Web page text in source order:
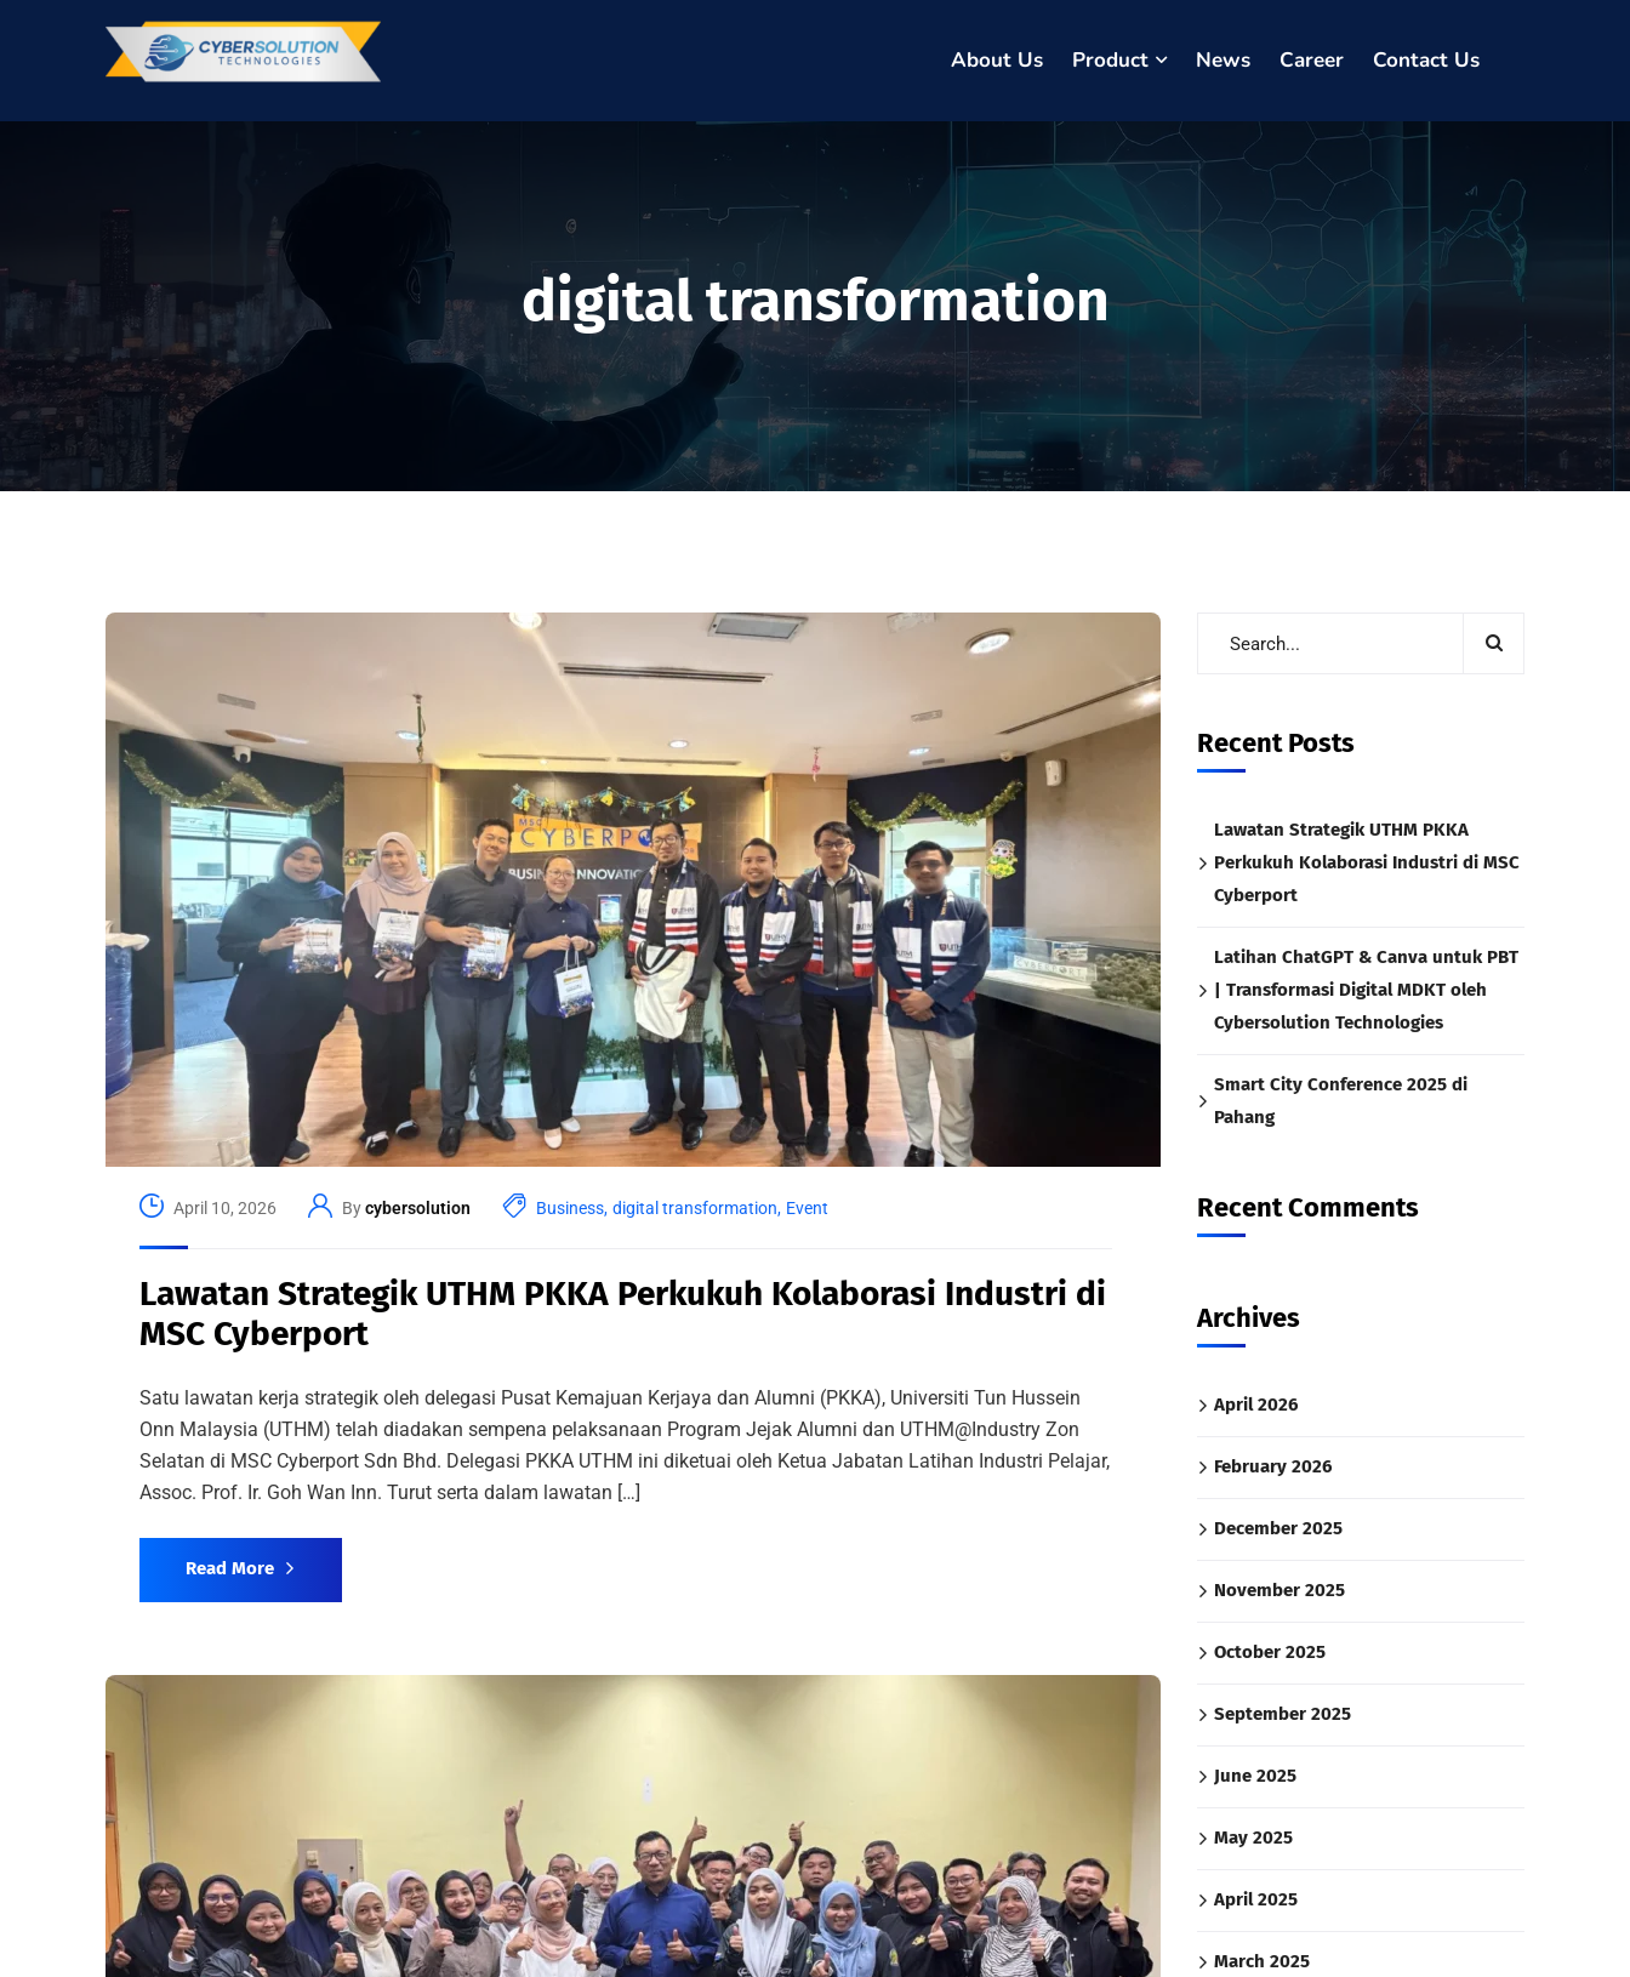
About Us Product News Career Contact Us
digital transformation
April 10, 2026 Bycybersolution Business, digital transformation, Event
Lawatan Strategik UTHM PKKA Perkukuh Kolaborasi Industri di
MSC Cyberport
Satu lawatan kerja strategik oleh delegasi Pusat Kemajuan Kerjaya dan Alumni (PKKA), Universiti Tun Hussein
Onn Malaysia (UTHM) telah diadakan sempena pelaksanaan Program Jejak Alumni dan UTHM@Industry Zon
Selatan di MSC Cyberport Sdn Bhd. Delegasi PKKA UTHM ini diketuai oleh Ketua Jabatan Latihan Industri Pelajar,
Assoc. Prof. Ir. Goh Wan Inn. Turut serta dalam lawatan […]
Read More
Recent Posts
Lawatan Strategik UTHM PKKA
Perkukuh Kolaborasi Industri di MSC
Cyberport
Latihan ChatGPT & Canva untuk PBT
| Transformasi Digital MDKT oleh
Cybersolution Technologies
Smart City Conference 2025 di
Pahang
Recent Comments
Archives
April 2026
February 2026
December 2025
November 2025
October 2025
September 2025
June 2025
May 2025
April 2025
March 2025